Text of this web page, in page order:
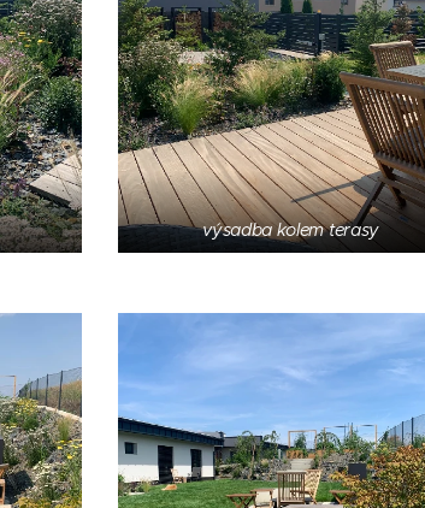
výsadba kolem terasy